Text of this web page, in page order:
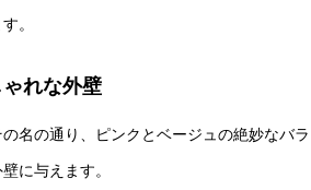
。
れな外壁
名の通り、ピンクとベージュの絶妙なバ
に与えます。